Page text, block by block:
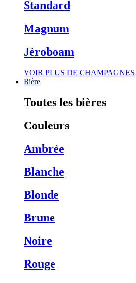
Standard
Magnum
Jéroboam
VOIR PLUS DE CHAMPAGNES
Bière
Toutes les bières
Couleurs
Ambrée
Blanche
Blonde
Brune
Noire
Rouge